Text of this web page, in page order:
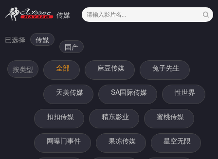
传媒
已选择 传媒
国产
按类型 全部 麻豆传媒 兔子先生
天美传媒 SA国际传媒 性世界
扣扣传媒 精东影业 蜜桃传媒
网曝门事件 果冻传媒 星空无限